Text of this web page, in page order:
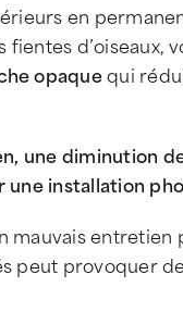
en
d’oiseaux,
opaquequi
une diminution
une installation
mauvais
peut provoquer